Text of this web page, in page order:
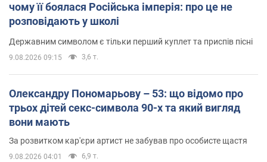
чому її боялася Російська імперія: про це не
розповідають у школі
Державним символом є тільки перший куплет та приспів пісні
9.08.2026 09:15 3,6 т.
Олександру Пономарьову – 53: що відомо про
трьох дітей секс-символа 90-х та який вигляд
вони мають
За розвитком кар'єри артист не забував про особисте щастя
9.08.2026 04:01 6,9 т.